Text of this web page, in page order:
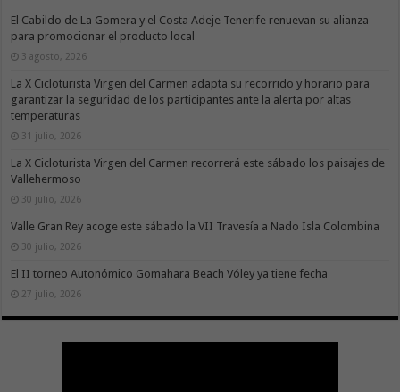
El Cabildo de La Gomera y el Costa Adeje Tenerife renuevan su alianza
para promocionar el producto local
3 agosto, 2026
La X Cicloturista Virgen del Carmen adapta su recorrido y horario para
garantizar la seguridad de los participantes ante la alerta por altas
temperaturas
31 julio, 2026
La X Cicloturista Virgen del Carmen recorrerá este sábado los paisajes de
Vallehermoso
30 julio, 2026
Valle Gran Rey acoge este sábado la VII Travesía a Nado Isla Colombina
30 julio, 2026
El II torneo Autonómico Gomahara Beach Vóley ya tiene fecha
27 julio, 2026